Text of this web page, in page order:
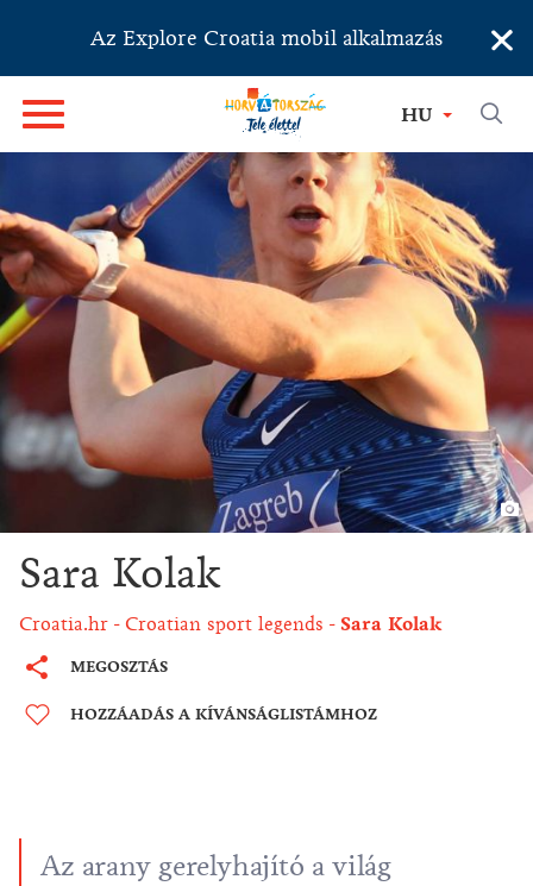
Az Explore Croatia mobil alkalmazás ×
HU
Sara Kolak
Croatia.hr Croatian sport legends Sara Kolak
MEGOSZTÁS
HOZZÁADÁS A KÍVÁNSÁGLISTÁMHOZ
Az arany gerelyhajító a világ